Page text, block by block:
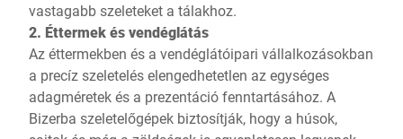
vastagabb szeleteket a tálakhoz.
2. Éttermek és vendéglátás
Az éttermekben és a vendéglátóipari vállalkozásokban
a precíz szeletelés elengedhetetlen az egységes
adagméretek és a prezentáció fenntartásához. A
Bizerba szeletelőgépek biztosítják, hogy a húsok,